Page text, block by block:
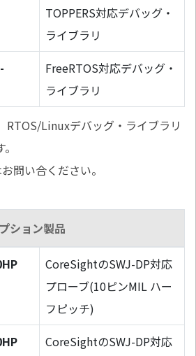
TOPPERS対応デバッグ・
ライブラリ
FreeRTOS対応デバッグ・
ライブラリ
RTOS/Linuxデバッグ・ライブラリ
問い合ください。
ション製品
CoreSightのSWJ-DP対応
プローブ(10ピンMIL ハー
フピッチ)
CoreSightのSWJ-DP対応